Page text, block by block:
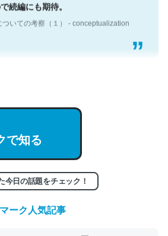
ついての考察（１） - conceptualization
ので貴重な良記事。/続編来た
entry/2023/03/27
ついての考察（１） - conceptualization
で知る
今日の話題をチェック！
ーク人気記事